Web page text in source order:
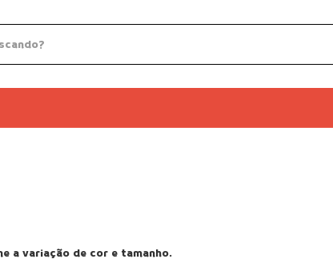
a variação de cor e tamanho.